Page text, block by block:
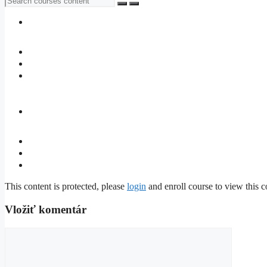
This content is protected, please login and enroll course to view this
Vložiť komentár